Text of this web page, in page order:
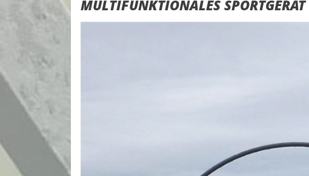
MULTIFUNKTIONALES SPORTGERÄT